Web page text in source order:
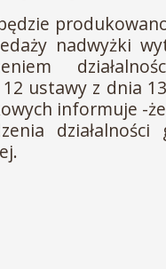
nadwyżki
ustawy z dnia
informuje -
działalności